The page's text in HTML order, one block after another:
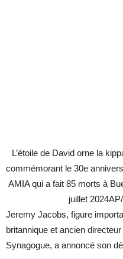
L’étoile de David orne la
commémorant le 30e
AMIA qui a fait 85 morts à
juillet 2024
Jeremy Jacobs, figure
britannique et ancien
Synagogue, a annoncé son